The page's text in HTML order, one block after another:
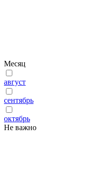
Месяц
август
сентябрь
октябрь
Не важно